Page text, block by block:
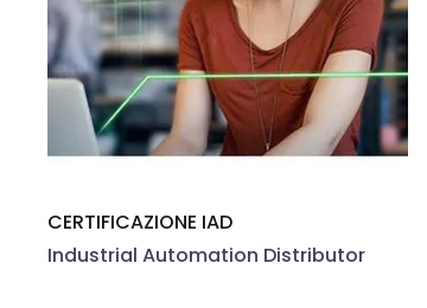
CERTIFICAZIONE IAD
Industrial Automation Distributor